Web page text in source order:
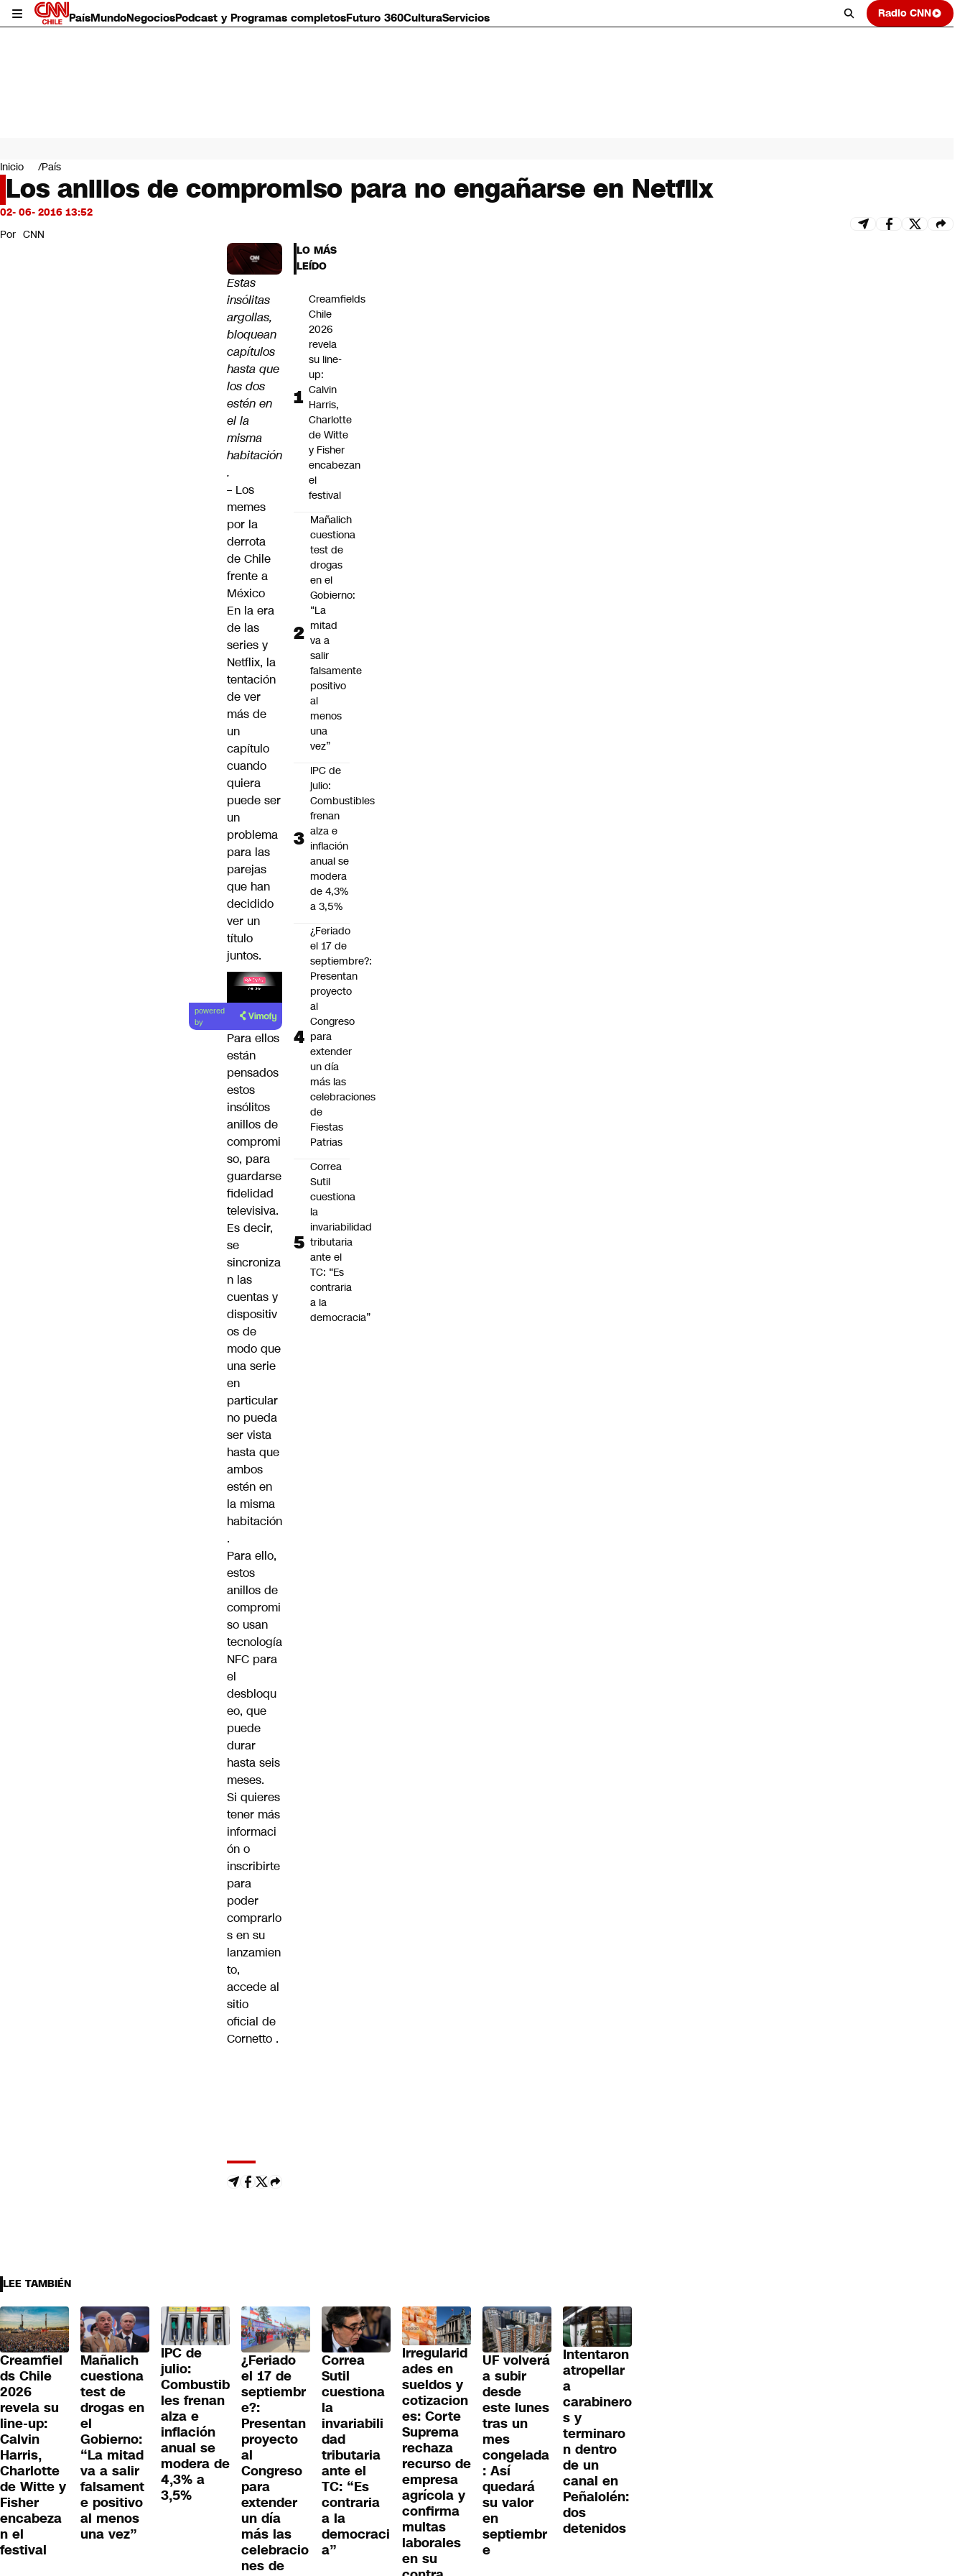
PaísMundoNegociosPodcast y Programas completosFuturo 360CulturaServicios Radio CNN
Mundo
Negocios
Deportes
Programas completos
Servicios
Inicio País
Los anillos de compromiso para no engañarse en Netflix
02- 06- 2016 13:52
Por CNN
Estas
insólitas
argollas,
bloquean
capítulos
hasta que
los dos
estén en
el la
misma
habitación
.
– Los
memes
por la
derrota
de Chile
frente a
México
En la era
de las
series y
Netflix, la
tentación
de ver
más de
un
capítulo
cuando
quiera
puede ser
un
problema
para las
parejas
que han
decidido
ver un
título
juntos.
powered
by
Para ellos
están
pensados
estos
insólitos
anillos de
compromi
so, para
guardarse
fidelidad
televisiva.
Es decir,
se
sincroniza
n las
cuentas y
dispositiv
os de
modo que
una serie
en
particular
no pueda
ser vista
hasta que
ambos
estén en
la misma
habitación
.
Para ello,
estos
anillos de
compromi
so usan
tecnología
NFC para
el
desbloqu
eo, que
puede
durar
hasta seis
meses.
Si quieres
tener más
informaci
ón o
inscribirte
para
poder
comprarlo
s en su
lanzamien
to,
accede al
sitio
oficial de
Cornetto .
LO MÁS
LEÍDO
Creamfields
Chile
2026
revela
su line-
up:
Calvin
Harris,
Charlotte
de Witte
y Fisher
encabezan
el
festival
Mañalich
cuestiona
test de
drogas
en el
Gobierno:
“La
mitad
va a
salir
falsamente
positivo
al
menos
una
vez”
IPC de
julio:
Combustibles
frenan
alza e
inflación
anual se
modera
de 4,3%
a 3,5%
¿Feriado
el 17 de
septiembre?:
Presentan
proyecto
al
Congreso
para
extender
un día
más las
celebraciones
de
Fiestas
Patrias
Correa
Sutil
cuestiona
la
invariabilidad
tributaria
ante el
TC: “Es
contraria
a la
democracia”
LEE TAMBIÉN
Creamfiel
ds Chile
2026
revela su
line-up:
Calvin
Harris,
Charlotte
de Witte y
Fisher
encabeza
n el
festival
Mañalich
cuestiona
test de
drogas en
el
Gobierno:
“La mitad
va a salir
falsament
e positivo
al menos
una vez”
IPC de
julio:
Combustib
les frenan
alza e
inflación
anual se
modera de
4,3% a
3,5%
¿Feriado
el 17 de
septiembr
e?:
Presentan
proyecto
al
Congreso
para
extender
un día
más las
celebracio
nes de
Correa
Sutil
cuestiona
la
invariabili
dad
tributaria
ante el
TC: “Es
contraria
a la
democraci
a”
Irregularid
ades en
sueldos y
cotizacion
es: Corte
Suprema
rechaza
recurso de
empresa
agrícola y
confirma
multas
laborales
en su
UF volverá
a subir
desde
este lunes
tras un
mes
congelada
: Así
quedará
su valor
en
septiembr
e
Intentaron
atropellar
a
carabinero
s y
terminaro
n dentro
de un
canal en
Peñalolén:
dos
detenidos